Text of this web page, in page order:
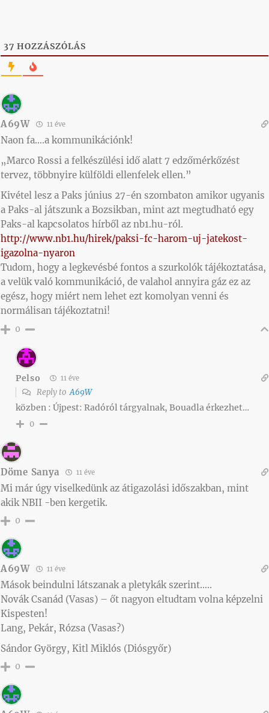
37 HOZZÁSZÓLÁS
A69W 11 éve
Naon fa….a kommunikációnk!
„Marco Rossi a felkészülési idő alatt 7 edzőmérkőzést
tervez, többnyire külföldi ellenfelek ellen.”
Kivétel lesz a Paks június 27-én szombaton amikor ugyanis
a Paks-al játszunk a Bozsikban, mint azt megtudható egy
Paks-al kapcsolatos hírből az nb1.hu-ról.
http://www.nb1.hu/hirek/paksi-fc-harom-uj-jatekost-
igazolna-nyaron
Tudom, hogy a legkevésbé fontos a szurkolók tájékoztatása,
a velük való kommunikáció, de valahol annyira gáz ez az
egész, hogy miért nem lehet ezt komolyan venni és
normálisan tájékoztatni!
0
Pelso 11 éve
Reply toA69W
közben : Újpest: Radóról tárgyalnak, Bouadla érkezhet…
0
Döme Sanya 11 éve
Mi már úgy viselkedünk az átigazolási időszakban, mint
akik NBII -ben kergetik.
0
A69W 11 éve
Mások beindulni látszanak a pletykák szerint…..
Novák Csanád (Vasas) – őt nagyon eltudtam volna képzelni
Kispesten!
Lang, Pekár, Rózsa (Vasas?)
Sándor György, Kitl Miklós (Diósgyőr)
0